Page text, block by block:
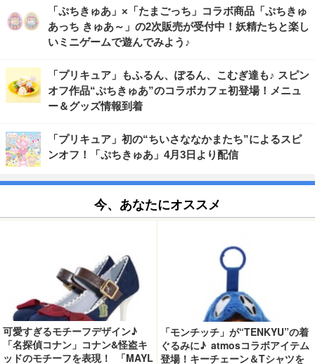
「ぷちきゅあ」×「たまごっち」コラボ商品「ぷちきゅ
あっち きゅあ～」の2次販売が受付中！妖精たちと楽し
いミニゲームで遊んでみよう♪
「プリキュア」もふるん、ぽるん、こむぎ達も♪ スピン
オフ作品“ぷちきゅあ”のコラボカフェ初登場！メニュ
ー＆グッズ情報到着
「プリキュア」初の“ちいさななかまたち”によるスピ
ンオフ！「ぷちきゅあ」4月3日より配信
今、あなたにオススメ
可愛すぎるモチーフデザイン♪
「名探偵コナン」コナン&怪盗キ
ッドのモチーフを表現！ 「MAYL
「モンチッチ」が“TENKYU”の着
ぐるみに♪ atmosコラボアイテム
登場！キーチェーン＆Tシャツを